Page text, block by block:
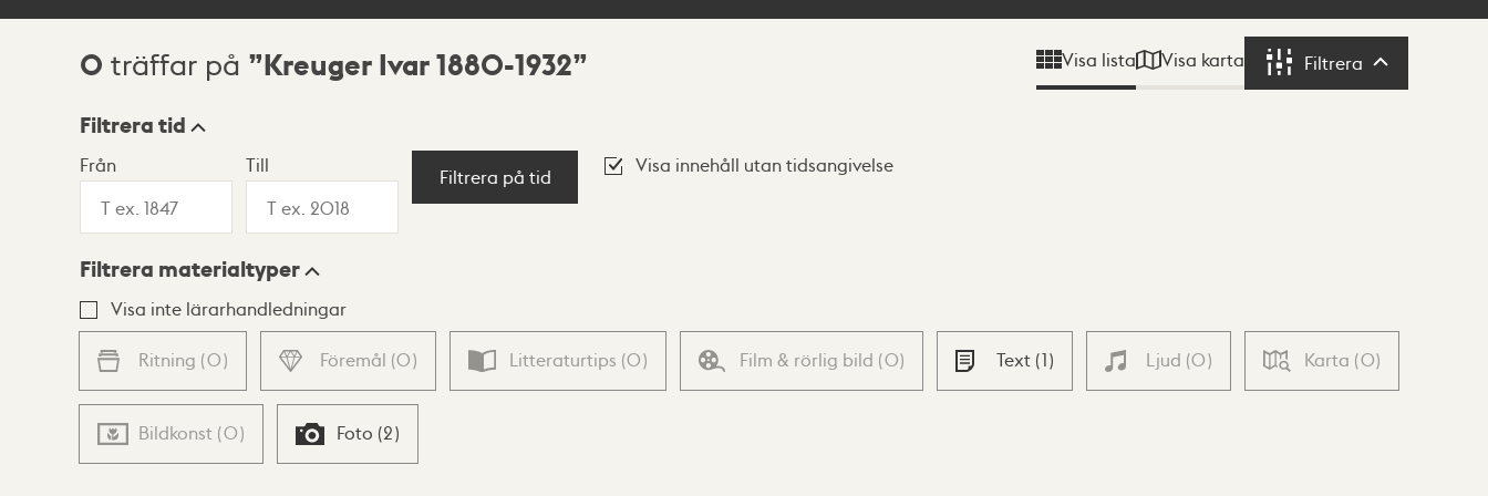
Sökresultat
0 träffar på Kreuger Ivar 1880-1932 Visa lista Visa karta Filtrera Filtrera
Visningsläge
Lista Karta
Filtrera tid
Från Till
Filtrera på tid
Visa innehåll utan tidsangivelse
Filtrera materialtyper
Visa inte lärarhandledningar
Ritning (0) Föremål (0) Litteraturtips (0) Film & rörlig bild (0) Text (1) Ljud (0) Karta (0)
Bildkonst (0) Foto (2)